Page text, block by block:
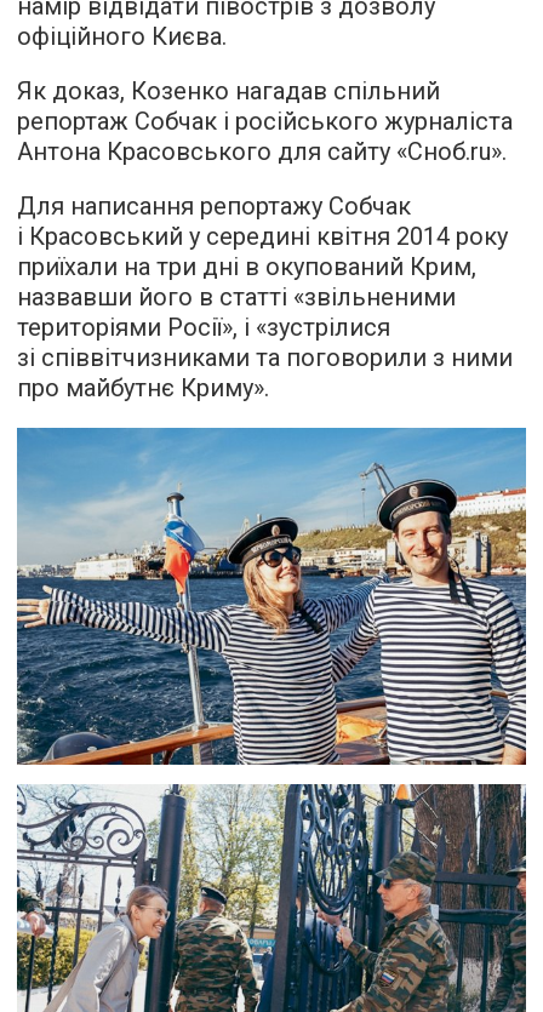
офіційного Києва.
Як доказ, Козенко нагадав спільний
репортаж Собчак і російського журналіста
Антона Красовського для сайту «Сноб.ru».
Для написання репортажу Собчак
і Красовський у середині квітня 2014 року
приїхали на три дні в окупований Крим,
назвавши його в статті «звільненими
територіями Росії», і «зустрілися
зі співвітчизниками та поговорили з ними
про майбутнє Криму».